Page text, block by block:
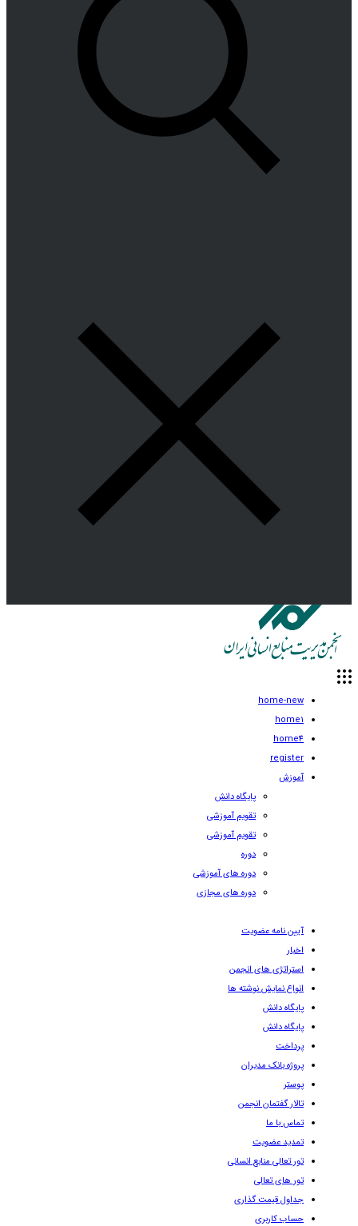
home-new
home1
home4
register
آموزش
پایگاه دانش
تقویم آموزشی
تقویم آموزشی
دوره
دوره های آموزشی
دوره های مجازی
آیین نامه عضویت
اخبار
استراتژی های انجمن
انواع نمایش نوشته ها
پایگاه دانش
پایگاه دانش
پرداخت
پروژه بانک مدیران
پوستر
تالار گفتمان انجمن
تماس با ما
تمدید عضویت
تور تعالی منابع انسانی
تور های تعالی
جداول قیمت گذاری
حساب کاربری